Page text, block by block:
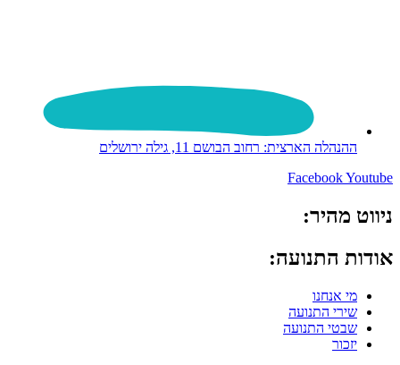
ההנהלה הארצית: רחוב הבושם 11, גילה ירושלים
FacebookYoutube
ניווט מהיר:
אודות התנועה:
מי אנחנו
שירי התנועה
שבטי התנועה
יזכור